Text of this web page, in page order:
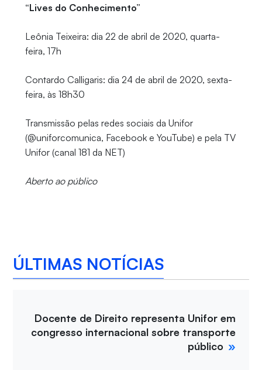
“Lives do Conhecimento”
Leônia Teixeira: dia 22 de abril de 2020, quarta-
feira, 17h
Contardo Calligaris: dia 24 de abril de 2020, sexta-
feira, às 18h30
Transmissão pelas redes sociais da Unifor
(@uniforcomunica, Facebook e YouTube) e pela TV
Unifor (canal 181 da NET)
Aberto ao público
ÚLTIMAS NOTÍCIAS
Docente de Direito representa Unifor em
congresso internacional sobre transporte
público